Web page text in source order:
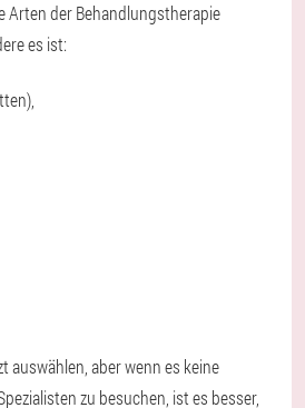
Arten der Behandlungstherapie
es ist:
auswählen, aber wenn es keine
zu besuchen, ist es besser,